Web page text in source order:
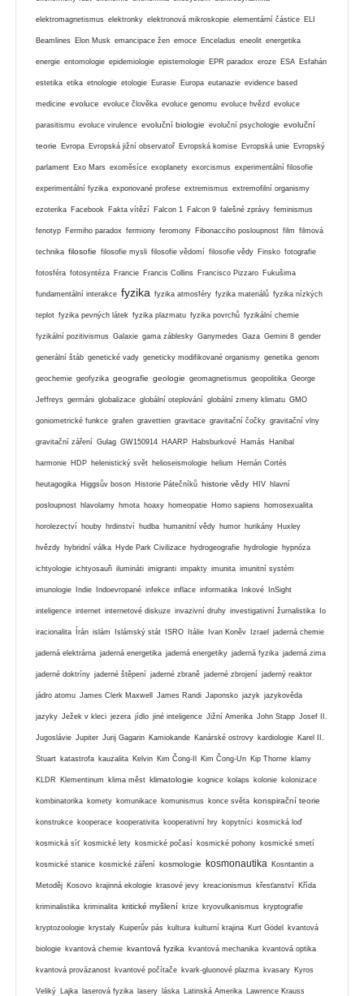
elektromagnetismus elektronky elektronová mikroskopie elementární částice ELI
Beamlines Elon Musk emancipace žen emoce Enceladus eneolit energetika
energie entomologie epidemiologie epistemologie EPR paradox eroze ESA Esfahán
estetika etika etnologie etologie Eurasie Europa eutanazie evidence based
medicine evoluce evoluce člověka evoluce genomu evoluce hvězd evoluce
parasitismu evoluce virulence evoluční biologie evoluční psychologie evoluční
teorie Evropa Evropská jižní observatoř Evropská komise Evropská unie Evropský
parlament Exo Mars exoměsíce exoplanety exorcismus experimentální filosofie
experimentální fyzika exponované profese extremismus extremofilní organismy
ezoterika Facebook Fakta vítězí Falcon 1 Falcon 9 falešné zprávy feminismus
fenotyp Fermiho paradox fermiony feromony Fibonacciho posloupnost film filmová
technika filosofie filosofie mysli filosofie vědomí filosofie vědy Finsko fotografie
fotosféra fotosyntéza Francie Francis Collins Francisco Pizzaro Fukušima
fundamentální interakce fyzika fyzika atmosféry fyzika materiálů fyzika nízkých
teplot fyzika pevných látek fyzika plazmatu fyzika povrchů fyzikální chemie
fyzikální pozitivismus Galaxie gama záblesky Ganymedes Gaza Gemini 8 gender
generální štáb genetické vady geneticky modifikované organismy genetika genom
geochemie geofyzika geografie geologie geomagnetismus geopolitika George
Jeffreys germáni globalizace globální oteplování globální zmeny klimatu GMO
goniometrické funkce grafen gravettien gravitace gravitační čočky gravitační vlny
gravitační záření Gulag GW150914 HAARP Habsburkové Hamás Hanibal
harmonie HDP helenistický svět helioseismologie helium Hernán Cortés
heutagogika Higgsův boson Historie Pátečníků historie vědy HIV hlavní
posloupnost hlavolamy hmota hoaxy homeopatie Homo sapiens homosexualita
horolezectví houby hrdinství hudba humanitní vědy humor hurikány Huxley
hvězdy hybridní válka Hyde Park Civilizace hydrogeografie hydrologie hypnóza
ichtyologie ichtyosauři ilumináti imigranti impakty imunita imunitní systém
imunologie Indie Indoevropané infekce inflace informatika Inkové InSight
inteligence internet internetové diskuze invazivní druhy investigativní žurnalistika Io
iracionalita Írán islám Islámský stát ISRO Itálie Ivan Koněv Izrael jaderná chemie
jaderná elektrárna jaderná energetika jaderná energetiky jaderná fyzika jaderná zima
jaderné doktríny jaderné štěpení jaderné zbraně jaderné zbrojení jaderný reaktor
jádro atomu James Clerk Maxwell James Randi Japonsko jazyk jazykověda
jazyky Ježek v kleci jezera jídlo jiné inteligence Jižní Amerika John Stapp Josef II.
Jugoslávie Jupiter Jurij Gagarin Kamiokande Kanárské ostrovy kardiologie Karel II.
Stuart katastrofa kauzalita Kelvin Kim Čong-Il Kim Čong-Un Kip Thorne klamy
KLDR Klementinum klima měst klimatologie kognice kolaps kolonie kolonizace
kombinatorika komety komunikace komunismus konce světa konspirační teorie
konstrukce kooperace kooperativita kooperativní hry kopytníci kosmická loď
kosmická síť kosmické lety kosmické počasí kosmické pohony kosmické smetí
kosmické stanice kosmické záření kosmologie kosmonautika Kosntantin a
Metoděj Kosovo krajinná ekologie krasové jevy kreacionismus křesťanství Křída
kriminalistika kriminalita kritické myšlení krize kryovulkanismus kryptografie
kryptozoologie krystaly Kuiperův pás kultura kulturní krajina Kurt Gödel kvantová
biologie kvantová chemie kvantová fyzika kvantová mechanika kvantová optika
kvantová provázanost kvantové počítače kvark-gluonové plazma kvasary Kyros
Veliký Lajka laserová fyzika lasery láska Latinská Amerika Lawrence Krauss